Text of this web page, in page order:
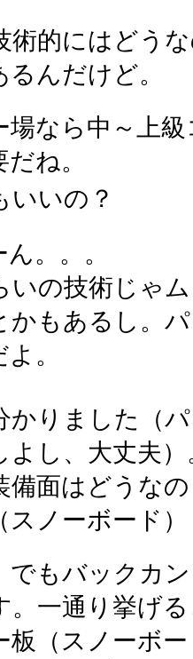
術的にはどう
んだけど。
場なら中～上
ね。
いいの？
。。。
いの技術じゃ
かもあるし。
。
かりました（
よし、大丈夫）
備面はどうな
スノーボード）
でもバックカ
。一通り挙げ
板（スノーボ